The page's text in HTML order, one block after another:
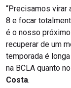
“Precisamos virar
8 e focar
é o nosso
recuperar de um
temporada é
na BCLA quanto
Costa.